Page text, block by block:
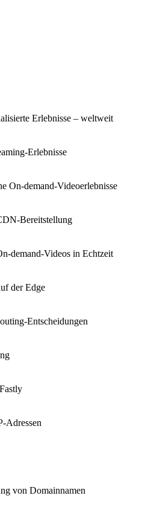
Erlebnisse – weltweit
Erlebnisse
On-demand-Videoerlebnisse
Bereitstellung
demand-Videos in Echtzeit
der Edge
Entscheidungen
Adressen
von Domainnamen